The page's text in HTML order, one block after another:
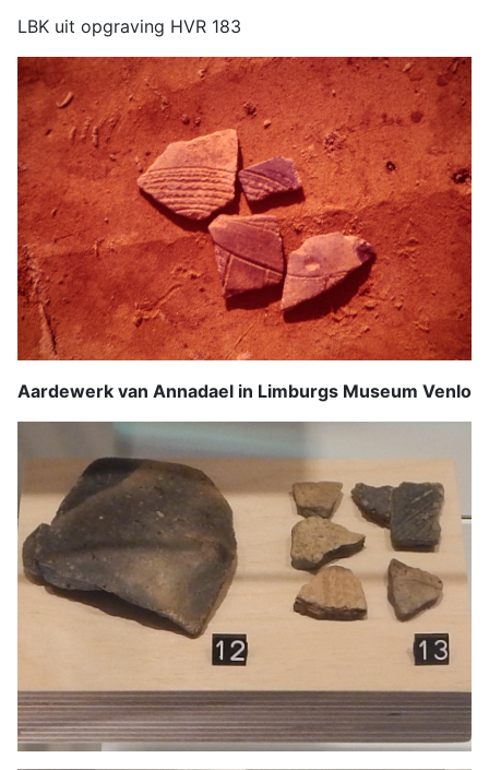
LBK uit opgraving HVR 183
Aardewerk van Annadael in Limburgs Museum Venlo